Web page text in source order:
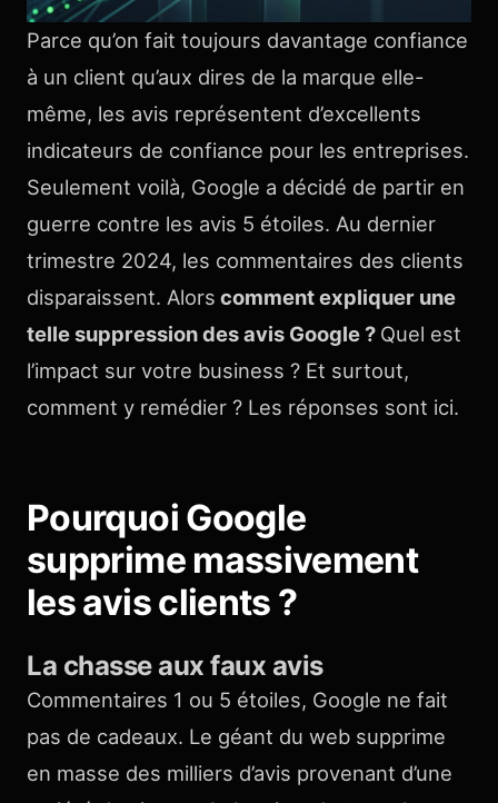
Parce qu’on fait toujours davantage confiance
à un client qu’aux dires de la marque elle-
même, les avis représentent d’excellents
indicateurs de confiance pour les entreprises.
Seulement voilà, Google a décidé de partir en
guerre contre les avis 5 étoiles. Au dernier
trimestre 2024, les commentaires des clients
disparaissent. Alors comment expliquer une
telle suppression des avis Google ? Quel est
l’impact sur votre business ? Et surtout,
comment y remédier ? Les réponses sont ici.
Pourquoi Google
supprime massivement
les avis clients ?
La chasse aux faux avis
Commentaires 1 ou 5 étoiles, Google ne fait
pas de cadeaux. Le géant du web supprime
en masse des milliers d’avis provenant d’une